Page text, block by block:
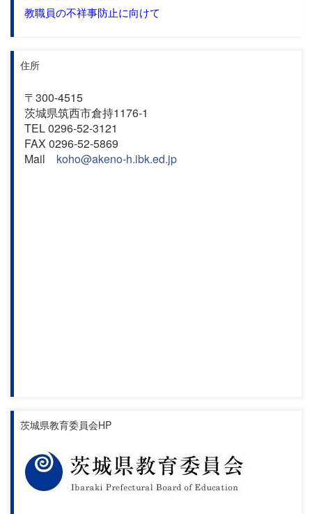
教職員の不祥事防止に向けて
住所
〒300-4515
茨城県筑西市倉持1176-1
TEL 0296-52-3121
FAX 0296-52-5869
Mail koho@akeno-h.ibk.ed.jp
茨城県教育委員会HP